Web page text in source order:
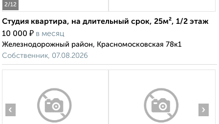
2/12
Студия квартира, на длительный срок, 25м², 1/2 этаж
10 000 ₽ в месяц
Железнодорожный район, Красномосковская 78к1
Собственник, 07.08.2026
‹ ›